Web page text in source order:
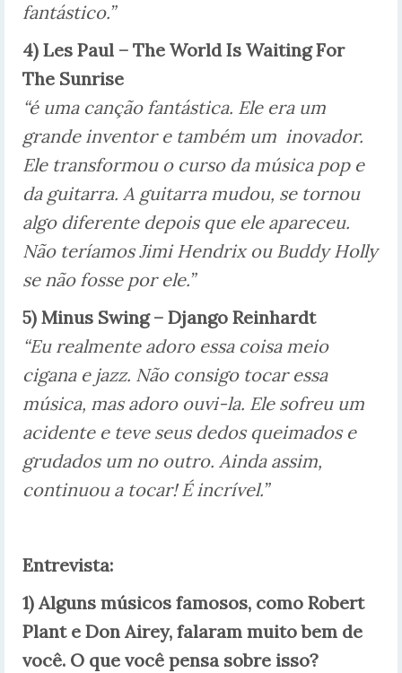
fantástico.”
4) Les Paul – The World Is Waiting For
The Sunrise
“é uma canção fantástica. Ele era um
grande inventor e também um inovador.
Ele transformou o curso da música pop e
da guitarra. A guitarra mudou, se tornou
algo diferente depois que ele apareceu.
Não teríamos Jimi Hendrix ou Buddy Holly
se não fosse por ele.”
5) Minus Swing – Django Reinhardt
“Eu realmente adoro essa coisa meio
cigana e jazz. Não consigo tocar essa
música, mas adoro ouvi-la. Ele sofreu um
acidente e teve seus dedos queimados e
grudados um no outro. Ainda assim,
continuou a tocar! É incrível.”
Entrevista:
1) Alguns músicos famosos, como Robert
Plant e Don Airey, falaram muito bem de
você. O que você pensa sobre isso?